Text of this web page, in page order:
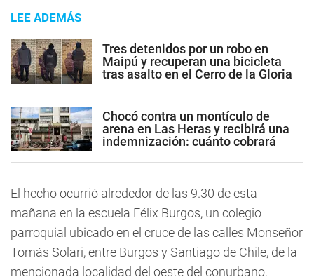
LEE ADEMÁS
Tres detenidos por un robo en
Maipú y recuperan una bicicleta
tras asalto en el Cerro de la Gloria
Chocó contra un montículo de
arena en Las Heras y recibirá una
indemnización: cuánto cobrará
El hecho ocurrió alrededor de las 9.30 de esta
mañana en la escuela Félix Burgos, un colegio
parroquial ubicado en el cruce de las calles Monseñor
Tomás Solari, entre Burgos y Santiago de Chile, de la
mencionada localidad del oeste del conurbano.